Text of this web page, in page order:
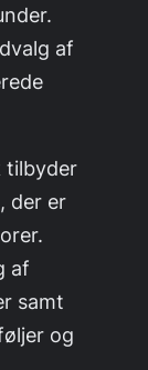
af
tilbyder
der er
af
samt
og